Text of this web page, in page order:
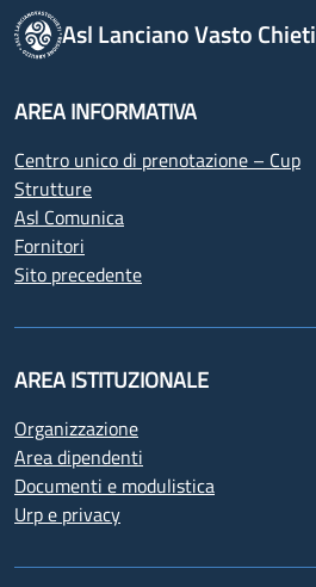
Asl Lanciano Vasto Chieti
AREA INFORMATIVA
Centro unico di prenotazione – Cup
Strutture
Asl Comunica
Fornitori
Sito precedente
AREA ISTITUZIONALE
Organizzazione
Area dipendenti
Documenti e modulistica
Urp e privacy